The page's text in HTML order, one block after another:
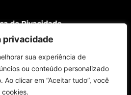
privacidade
sua experiência de
ou conteúdo personalizado
Ao clicar em “Aceitar tudo”, você